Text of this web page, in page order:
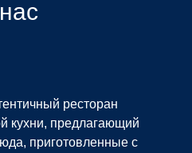
ресторан
кухни, предлагающий
приготовленные с